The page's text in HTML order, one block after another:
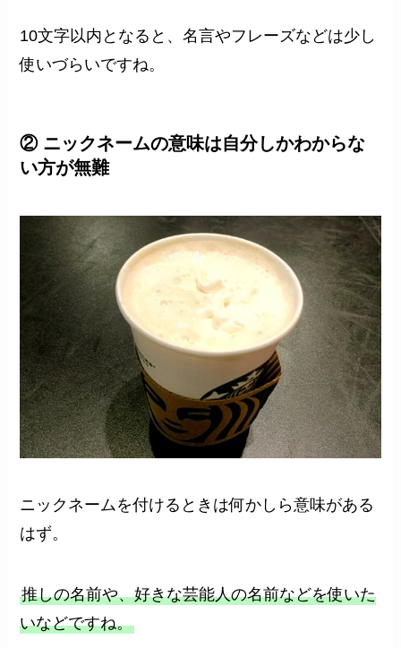
10文字以内となると、名言やフレーズなどは少し
使いづらいですね。
② ニックネームの意味は自分しかわからな
い方が無難
ニックネームを付けるときは何かしら意味がある
はず。
推しの名前や、好きな芸能人の名前などを使いた
いなどですね。